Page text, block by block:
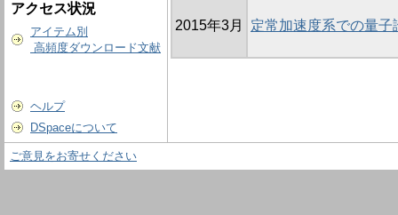
アクセス状況
アイテム別
高頻度ダウンロード文献
ヘルプ
DSpaceについて
2015年3月 定常加速度系での量
ご意見をお寄せください